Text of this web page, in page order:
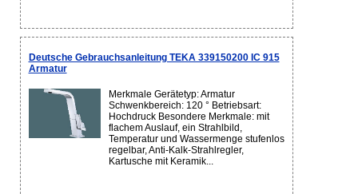
Deutsche Gebrauchsanleitung TEKA 339150200 IC 915
Armatur
Merkmale Gerätetyp: Armatur
Schwenkbereich: 120 ° Betriebsart:
Hochdruck Besondere Merkmale: mit
flachem Auslauf, ein Strahlbild,
Temperatur und Wassermenge stufenlos
regelbar, Anti-Kalk-Strahlregler,
Kartusche mit Keramik...